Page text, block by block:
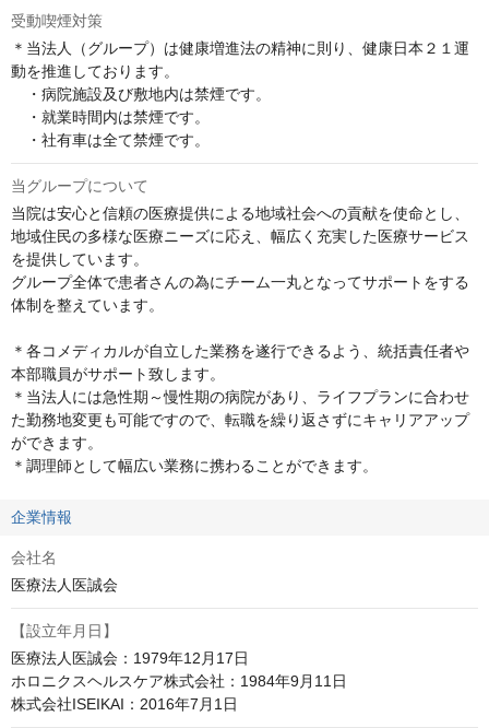
受動喫煙対策
＊当法人（グループ）は健康増進法の精神に則り、健康日本２１運
動を推進しております。
・病院施設及び敷地内は禁煙です。
・就業時間内は禁煙です。
・社有車は全て禁煙です。
当グループについて
当院は安心と信頼の医療提供による地域社会への貢献を使命とし、
地域住民の多様な医療ニーズに応え、幅広く充実した医療サービス
を提供しています。
グループ全体で患者さんの為にチーム一丸となってサポートをする
体制を整えています。
＊各コメディカルが自立した業務を遂行できるよう、統括責任者や
本部職員がサポート致します。
＊当法人には急性期～慢性期の病院があり、ライフプランに合わせ
た勤務地変更も可能ですので、転職を繰り返さずにキャリアアップ
ができます。
＊調理師として幅広い業務に携わることができます。
企業情報
会社名
医療法人医誠会
【設立年月日】
医療法人医誠会：1979年12月17日
ホロニクスヘルスケア株式会社：1984年9月11日
株式会社ISEIKAI：2016年7月1日